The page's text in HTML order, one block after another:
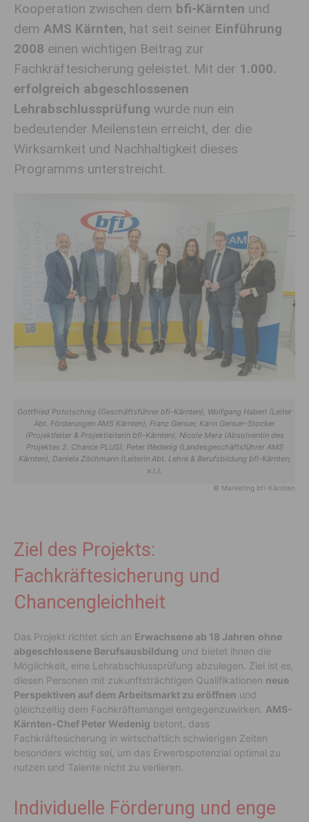
Kooperation zwischen dem bfi-Kärnten und
dem AMS Kärnten, hat seit seiner Einführung
2008 einen wichtigen Beitrag zur
Fachkräftesicherung geleistet. Mit der 1.000.
erfolgreich abgeschlossenen
Lehrabschlussprüfung wurde nun ein
bedeutender Meilenstein erreicht, der die
Wirksamkeit und Nachhaltigkeit dieses
Programms unterstreicht.
Gottfried Pototschnig (Geschäftsführer bfi-Kärnten), Wolfgang Haberl (Leiter
Abt. Förderungen AMS Kärnten), Franz Genser, Karin Genser-Stocker
(Projektleiter & Projektleiterin bfi-Kärnten), Nicole Mera (Absolventin des
Projektes 2. Chance PLUS), Peter Wedenig (Landesgeschäftsführer AMS
Kärnten), Daniela Zöchmann (Leiterin Abt. Lehre & Berufsbildung bfi-Kärnten;
v.l.).
© Marketing bfi-Kärnten
Ziel des Projekts:
Fachkräftesicherung und
Chancengleichheit
Das Projekt richtet sich an Erwachsene ab 18 Jahren ohne
abgeschlossene Berufsausbildung und bietet ihnen die
Möglichkeit, eine Lehrabschlussprüfung abzulegen. Ziel ist es,
diesen Personen mit zukunftsträchtigen Qualifikationen neue
Perspektiven auf dem Arbeitsmarkt zu eröffnen und
gleichzeitig dem Fachkräftemangel entgegenzuwirken. AMS-
Kärnten-Chef Peter Wedenig betont, dass
Fachkräftesicherung in wirtschaftlich schwierigen Zeiten
besonders wichtig sei, um das Erwerbspotenzial optimal zu
nutzen und Talente nicht zu verlieren.
Individuelle Förderung und enge